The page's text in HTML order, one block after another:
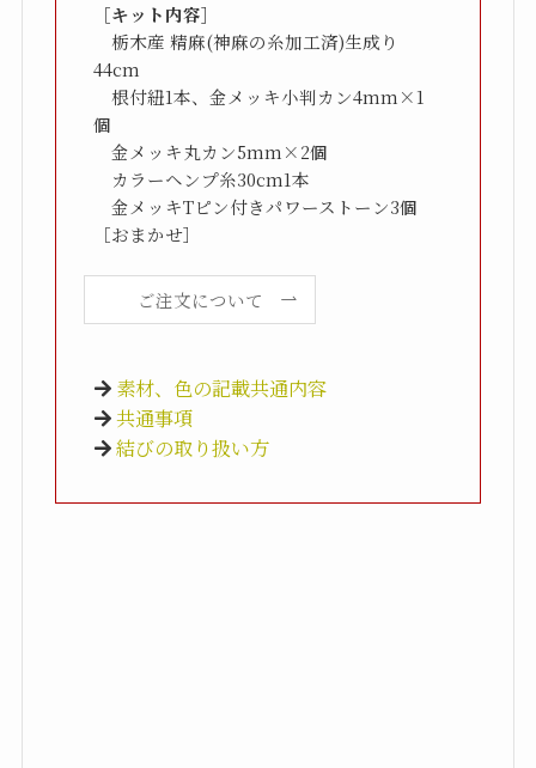
［キット内容］
栃木産 精麻(神麻の糸加工済)生成り
44cm
根付紐1本、金メッキ小判カン4mm×1
個
金メッキ丸カン5mm×2個
カラーヘンプ糸30cm1本
金メッキTピン付きパワーストーン3個
［おまかせ］
ご注文について
素材、色の記載共通内容
共通事項
結びの取り扱い方